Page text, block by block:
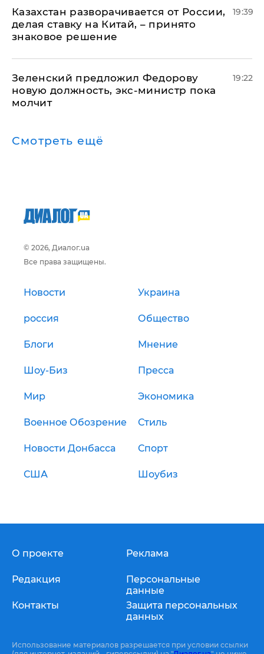
Казахстан разворачивается от России,
делая ставку на Китай, – принято
знаковое решение
19:39
Зеленский предложил Федорову
новую должность, экс-министр пока
молчит
19:22
Смотреть ещё
© 2026, Диалог.ua
Все права защищены.
Новости Украина
россия Общество
Блоги Мнение
Шоу-Биз Пресса
Мир Экономика
Военное Обозрение Стиль
Новости Донбасса Спорт
США Шоубиз
О проекте
Редакция
Контакты
Реклама
Персональные
данные
Защита персональных
данных
Использование материалов разрешается при условии ссылки